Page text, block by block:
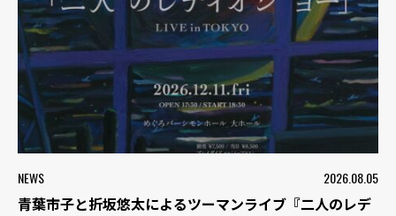
NEWS 2026.08.05
青葉市子と折坂悠太によるツーマンライブ『二人のレデ